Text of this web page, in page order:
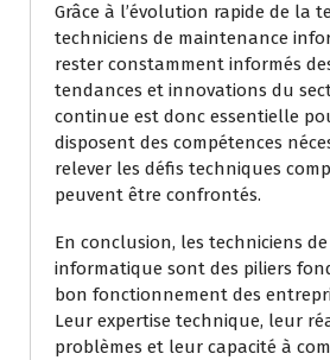
Grâce à l’évolution rapide de la
techniciens de maintenance
rester constamment informés
tendances et innovations du
continue est donc essentielle
disposent des compétences
relever les défis techniques
peuvent être confrontés.
En conclusion, les techniciens
informatique sont des piliers
bon fonctionnement des
Leur expertise technique, leur
problèmes et leur capacité à